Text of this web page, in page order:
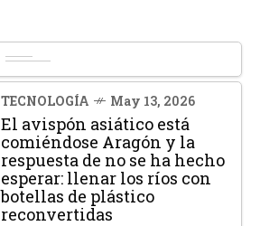
TECNOLOGÍA May 13, 2026
El avispón asiático está
comiéndose Aragón y la
respuesta de no se ha hecho
esperar: llenar los ríos con
botellas de plástico
reconvertidas